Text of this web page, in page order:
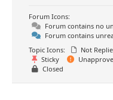
Forum Icons:
Forum contains no
Forum contains
Topic Icons:
Not
Sticky
Closed